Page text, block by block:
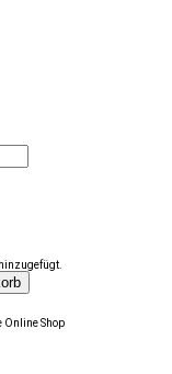
Online Shop